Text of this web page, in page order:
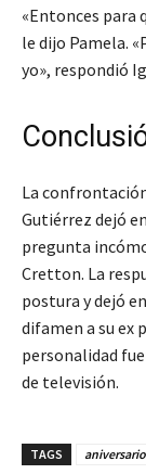
«Entonces para
le dijo Pamela.
yo», respondió
La
Gutiérrez dejó
pregunta
Cretton. La
postura y dejó
difamen a su ex
personalidad
de televisión.
TAGS